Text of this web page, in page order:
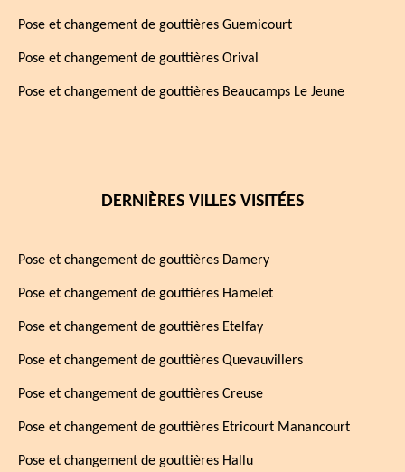
Pose et changement de gouttières Guemicourt
Pose et changement de gouttières Orival
Pose et changement de gouttières Beaucamps Le Jeune
DERNIÈRES VILLES VISITÉES
Pose et changement de gouttières Damery
Pose et changement de gouttières Hamelet
Pose et changement de gouttières Etelfay
Pose et changement de gouttières Quevauvillers
Pose et changement de gouttières Creuse
Pose et changement de gouttières Etricourt Manancourt
Pose et changement de gouttières Hallu